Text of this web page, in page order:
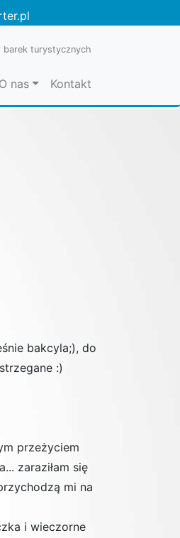
barek turystycznych
O nas Kontakt
bakcyla;), do
:)
przeżyciem
zaraziłam się
mi na
i wieczorne